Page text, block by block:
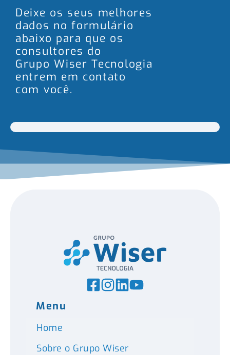
Deixe os seus melhores
dados no formulário
abaixo para que os
consultores do
Grupo Wiser Tecnologia
entrem em contato
com você.
Menu
Home
Sobre o Grupo Wiser